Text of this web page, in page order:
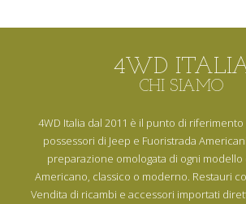
4WD
CHI SIAMO
4WD Italia dal 2011 è il punto di
possessori di Jeep e Fuoristrada
preparazione omologata di ogni modello
Americano, classico o moderno. Restauri
Vendita di ricambi e accessori importati